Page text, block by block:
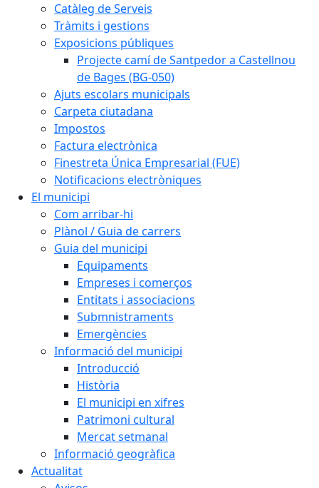
Catàleg de Serveis
Tràmits i gestions
Exposicions públiques
Projecte camí de Santpedor a Castellnou
de Bages (BG-050)
Ajuts escolars municipals
Carpeta ciutadana
Impostos
Factura electrònica
Finestreta Única Empresarial (FUE)
Notificacions electròniques
El municipi
Com arribar-hi
Plànol / Guia de carrers
Guia del municipi
Equipaments
Empreses i comerços
Entitats i associacions
Submnistraments
Emergències
Informació del municipi
Introducció
Història
El municipi en xifres
Patrimoni cultural
Mercat setmanal
Informació geogràfica
Actualitat